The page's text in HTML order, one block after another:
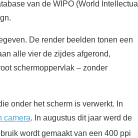
van de WIPO (World Intellectual
De render beelden tonen een
alle vier de zijdes afgerond,
schermoppervlak – zonder
onder het scherm is verwerkt. In
camera. In augustus dit jaar werd de
wordt gemaakt van een 400 ppi